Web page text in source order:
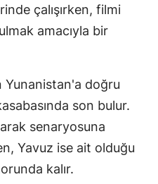
İstanbul
İzmir
Kastamonu
Kayseri
Kırklareli
çalışırken, filmi
amacıyla bir
Yunanistan'a doğru
son bulur.
senaryosuna
Yavuz ise ait olduğu
kalır.